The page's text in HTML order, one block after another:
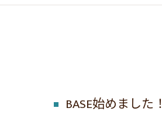
BASE始めました！